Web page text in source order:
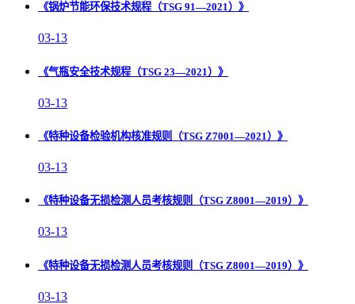
《锅炉节能环保技术规程（TSG 91—2021）》
03-13
《气瓶安全技术规程（TSG 23—2021）》
03-13
《特种设备检验机构核准规则（TSG Z7001—2021）》
03-13
《特种设备无损检测人员考核规则（TSG Z8001—2019）》
03-13
《特种设备无损检测人员考核规则（TSG Z8001—2019）》
03-13